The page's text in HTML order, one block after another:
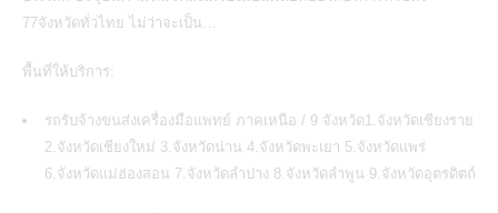
77จังหวัดทั่วไทย ไม่ว่าจะเป็น…
พื้นที่ให้บริการ:
รถรับจ้างขนส่งเครื่องมือแพทย์ ภาคเหนือ / 9 จังหวัด1.จังหวัดเชียงราย
2.จังหวัดเชียงใหม่ 3.จังหวัดน่าน 4.จังหวัดพะเยา 5.จังหวัดแพร่
6.จังหวัดแม่ฮ่องสอน 7.จังหวัดลำปาง 8.จังหวัดลำพูน 9.จังหวัดอุตรดิตถ์